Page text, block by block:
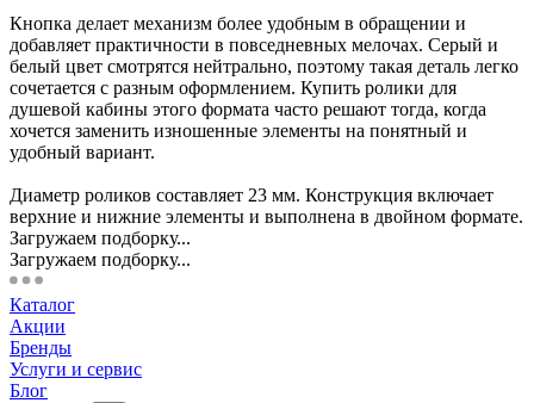
Кнопка делает механизм более удобным в обращении и
добавляет практичности в повседневных мелочах. Серый и
белый цвет смотрятся нейтрально, поэтому такая деталь легко
сочетается с разным оформлением. Купить ролики для
душевой кабины этого формата часто решают тогда, когда
хочется заменить изношенные элементы на понятный и
удобный вариант.
Диаметр роликов составляет 23 мм. Конструкция включает
верхние и нижние элементы и выполнена в двойном формате.
Загружаем подборку...
Загружаем подборку...
Каталог
Акции
Бренды
Услуги и сервис
Блог